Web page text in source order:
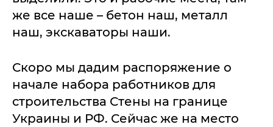
же все наше – бетон наш, металл
наш, экскаваторы наши.
Скоро мы дадим распоряжение о
начале набора работников для
строительства Стены на границе
Украины и РФ. Сейчас же на место